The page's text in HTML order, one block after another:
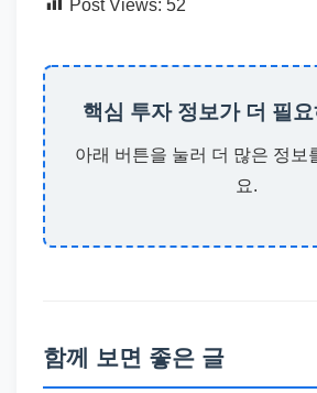
Post Views: 52
핵심 투자 정보가 더 필
아래 버튼을 눌러 더 많은 정보
요.
함께 보면 좋은 글